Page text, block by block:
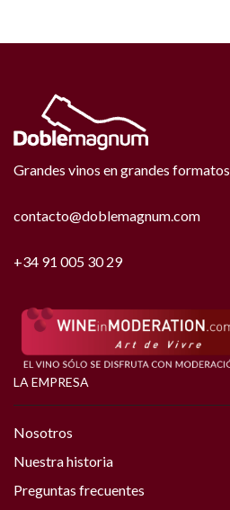
Grandes vinos en grandes formatos
contacto@doblemagnum.com
+34 91 005 30 29
LA EMPRESA
Nosotros
Nuestra historia
Preguntas frecuentes